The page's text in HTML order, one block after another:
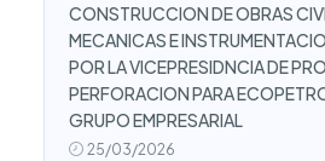
CONSTRUCCION DE OBRAS
MECANICAS E
POR LA VICEPRESIDNCIA DE
PERFORACION PARA
GRUPO EMPRESARIAL
25/03/2026